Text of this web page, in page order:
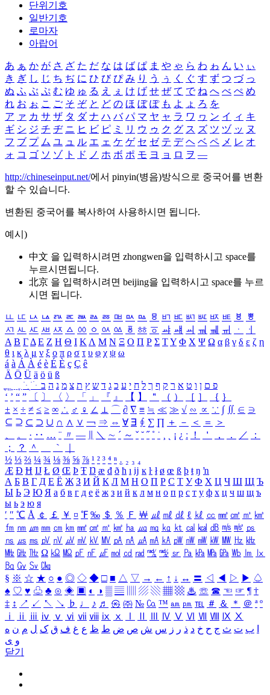
단위기호
일반기호
로마자
아랍어
あ ぁ か が さ ざ た だ な は ば ぱ ま や ゃ ら わ ゎ ん い ぃ
き ぎ し じ ち ぢ に ひ び ぴ み り う ぅ く ぐ す ず つ づ っ
ぬ ふ ぶ ぷ む ゆ ゅ る え ぇ け げ せ ぜ て で ね へ べ ぺ め
れ お ぉ こ ご そ ぞ と ど の ほ ぼ ぽ も よ ょ ろ を
ア ァ カ サ ザ タ ダ ナ ハ バ パ マ ヤ ャ ラ ワ ヮ ン イ ィ キ
ギ シ ジ チ ヂ ニ ヒ ビ ピ ミ リ ウ ゥ ク グ ス ズ ツ ヅ ッ ヌ
フ ブ プ ム ユ ュ ル エ ェ ケ ゲ セ ゼ テ デ ヘ ベ ペ メ レ オ
ォ コ ゴ ソ ゾ ト ド ノ ホ ボ ポ モ ヨ ョ ロ ヲ ―
http://chineseinput.net/에서 pinyin(병음)방식으로 중국어를 변환
할 수 있습니다.
변환된 중국어를 복사하여 사용하시면 됩니다.
예시)
中文 을 입력하시려면 zhongwen을 입력하시고 space를
누르시면됩니다.
北京 을 입력하시려면 beijing을 입력하시고 space를 누르
시면 됩니다.
ㅥ ㅦ ㅧ ㅨ ㅩ ㅪ ㅫ ㅬ ㅭ ㅮ ㅯ ㅰ ㅱ ㅲ ㅳ ㅴ ㅵ ㅶ ㅷ ㅸ
ㅹ
ㅺ ㅻ ㅼ ㅽ ㅾ ㅿ ㆀ ㆁ ㆂ ㆃ ㆄ ㆅ ㆆ ㆇ ㆈ ㆉ ㆊ ㆋ ㆌ ㆍ
ㆎ
Α Β ΓΔ Ε Ζ Η Θ Ι ΚΛ Μ Ν Ξ Ο Π Ρ Σ ΤΥ Φ Χ Ψ Ω α β γ δ ε ζ η
θ ι κ λ μ ν ξ ο π ρ σ τ υ φ χ ψ ω
á à Á À é è É È ç Ç ê
Ä Ö Ü ä ö ü ß
ִֶֹ ֻּ ׁׂ פ ם ן ו ט א ר ק ף ך ל ח י ע כ ג ד ש ץ ת צ מ נ ה ב
‘ ’ “ ” 〔 〕 〈 〉 「 」 『 』 【 】 ＂ （ ） ［ ］ ｛ ｝
± × ÷ ≠ ≤ ≥ ∞ ∴ ♂ ♀ ∠ ⊥ ⌒ ∂ ∇ ≡ ≒ ≪ ≫ √ ∽ ∝ ∵ ∫ ∬ ∈ ∋
⊆ ⊇ ⊂ ⊃ ∪ ∩ ∧ ∨ ￢ ⇒ ⇔ ∀ ∃ ∮ ∑ ∏ ＋ － ＜ ＝
＞
、
。 · ‥ … ¨ 〃 ― ＼ ∼ ´ ～ ˇ ˘ ˝ ˚ ˙ ¸ ¡ ¿ ː ！ ＇ ， ． ／
：
；
？ ＾ ｀
½ ⅓ ⅔ ¼ ¾ ⅛ ⅜ ⅝ ⅞ ¹ ² ³ ⁴ ⁿ ₁ ₂ ₃ ₄
Æ Ð Ħ Ĳ Ł Ø Œ Þ Ŧ Ŋ æ đ ð ħ ı ĳ ĸ ŀ ł ø œ ß þ ŧ ŋ ŉ
А Б В Г Д Е Ё Ж З И Й К Л М Н О П Р С Т У Ф Х Ц Ч Ш Щ Ъ
Ы Ь Э Ю Я а б в г д е ё ж з и й к л м н о п р с т у ф х ц ч ш щ ъ
ы ь э ю я
′ ″ ℃ Å ￠ ￡ ￥ ¤ ℉ ‰ ＄ ％ Ｆ ￦ ㎕ ㎖ ㎗ ℓ ㎘ ㏄ ㎣ ㎤ ㎥ ㎦
㎙ ㎚ ㎛ ㎜ ㎝ ㎞ ㎟ ㎠ ㎡ ㎢ ㏊ ㎍ ㎎ ㎏ ㏏ ㎈ ㎉ ㏈ ㎧ ㎨ ㎰
㎱ ㎲ ㎳ ㎴ ㎵ ㎶ ㎷ ㎸ ㎹ ㎀ ㎁ ㎂ ㎃ ㎄ ㎺ ㎻ ㎽ ㎾ ㎿ ㎐ ㎑
㎒ ㎓ ㎔ Ω ㏀ ㏁ ㎊ ㎋ ㎌ ㏖ ㏅ ㎭ ㎮ ㎯ ㏛ ㎩ ㎪ ㎫ ㎬ ㏝ ㏐
㏓
㏃ ㏉ ㏜ ㏆
§ ※ ☆ ★ ○ ● ◎ ◇ ◆ □ ■ △ ▽ → ← ↑ ↓ ↔ 〓 ◁ ◀ ▷ ▶ ♤
♠ ♡ ♥ ♧ ♣ ⊙ ◈ ▣ ◐ ◑ ▒ ▤ ▨ ▧ ▦ ▩ ♨ ☏ ☎ ☜ ☞ ¶ †
‡ ↕ ↗ ↙ ↖ ↘ ♭ ♩ ♪ ♬ ㉿ ㈜ № ㏇ ™ ㏂ ㏘ ℡ ＃ ＆ ＊ ＠ ª º
ⅰ
ⅱ ⅲ ⅳ ⅴ ⅵ ⅶ ⅷ ⅸ ⅹ Ⅳ Ⅴ Ⅵ Ⅶ Ⅷ Ⅸ Ⅹ
ب ت ث ج ح خ د ذ ر ز س ش ص ض ط ظ ع غ ف ق ک ل م ن ه
و ی
닫기